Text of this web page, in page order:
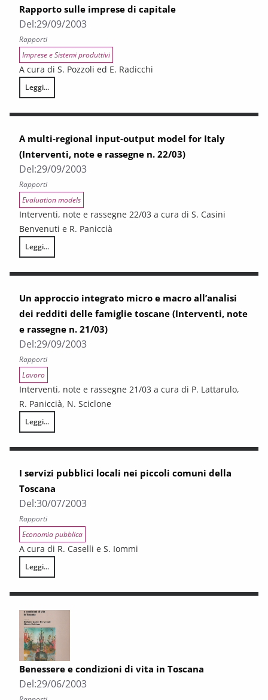
Rapporto sulle imprese di capitale
Del:29/09/2003
Rapporti
Imprese e Sistemi produttivi
A cura di S. Pozzoli ed E. Radicchi
Leggi...
Le imprese toscane fra leggerezza e gracilità. 2° Rapporto sulle
A multi-regional input-output model for Italy
(Interventi, note e rassegne n. 22/03)
Del:29/09/2003
Rapporti
Evaluation models
Interventi, note e rassegne 22/03 a cura di S. Casini
Benvenuti e R. Paniccià
Leggi...
A multi-regional input-output model for Italy (Interventi, note e
Un approccio integrato micro e macro all’analisi
dei redditi delle famiglie toscane (Interventi, note
e rassegne n. 21/03)
Del:29/09/2003
Rapporti
Lavoro
Interventi, note e rassegne 21/03 a cura di P. Lattarulo,
R. Paniccià, N. Sciclone
Leggi...
Un approccio integrato micro e macro all’analisi dei redditi delle
I servizi pubblici locali nei piccoli comuni della
Toscana
Del:30/07/2003
Rapporti
Economia pubblica
A cura di R. Caselli e S. Iommi
Leggi...
I servizi pubblici locali nei piccoli comuni della Toscana
Benessere e condizioni di vita in Toscana
Del:29/06/2003